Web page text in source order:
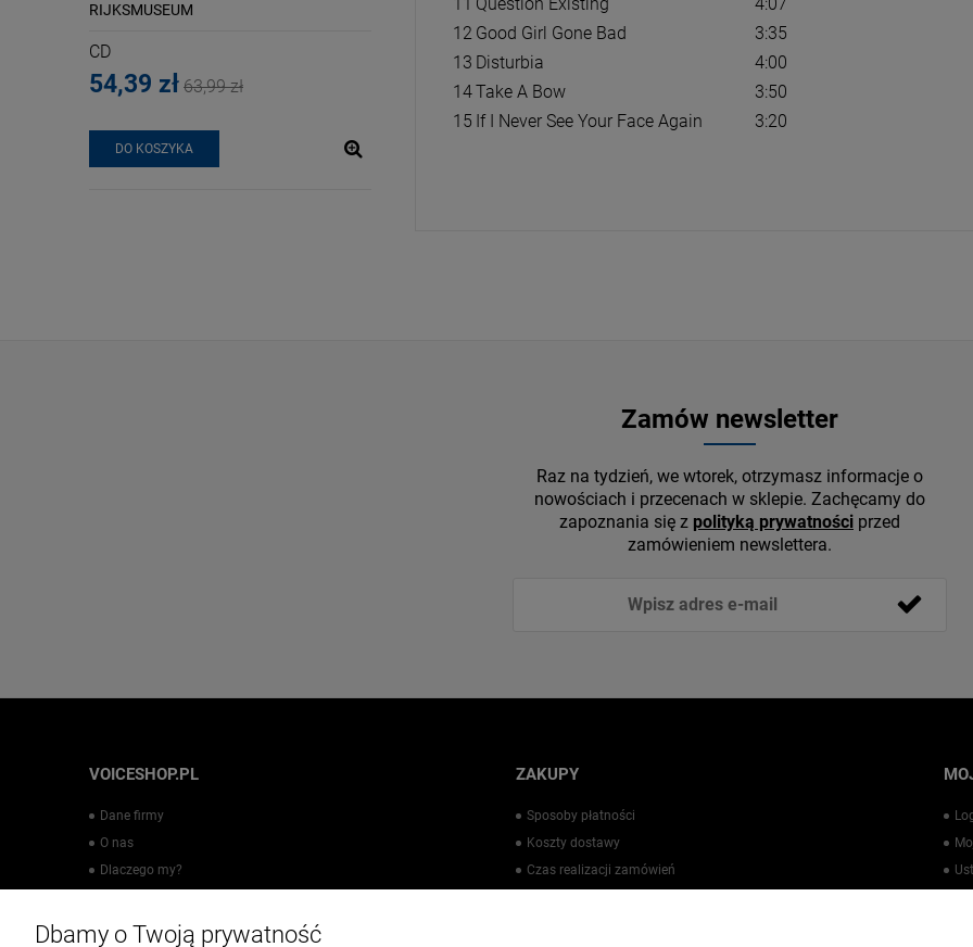
RIJKSMUSEUM
CD
54,39 zł 63,99 zł
DO KOSZYKA
107,09 zł 125,99 zł
RISING (DARK GREEN VINYL)
139,99 zł 164,69 zł
12 Good Girl Gone Bad
3:35
13 Disturbia
4:00
14Take A Bow
3:50
15 If I Never See Your Face Again 3:20
Zamów newsletter
Raz na tydzień, we wtorek, otrzymasz informacje o
nowościach i przecenach w sklepie. Zachęcamy do
zapoznania się z polityką prywatności przed
zamówieniem newslettera.
VOICESHOP.PL
Dane firmy
O nas
Dlaczego my?
Polityka prywatności
ZAKUPY
Sposoby płatności
Koszty dostawy
Czas realizacji zamówień
Dbamy o Twoją prywatność